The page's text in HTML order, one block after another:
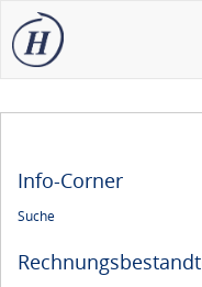
Info-Corner
Suche